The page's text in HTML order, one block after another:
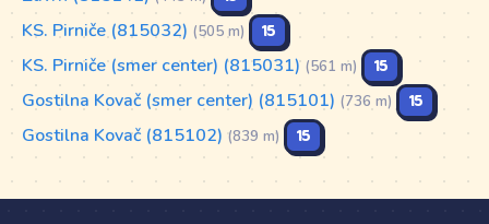
KS. Pirniče (815032) (505 m) 15
KS. Pirniče (smer center) (815031) (561 m) 15
Gostilna Kovač (smer center) (815101) (736 m) 15
Gostilna Kovač (815102) (839 m) 15